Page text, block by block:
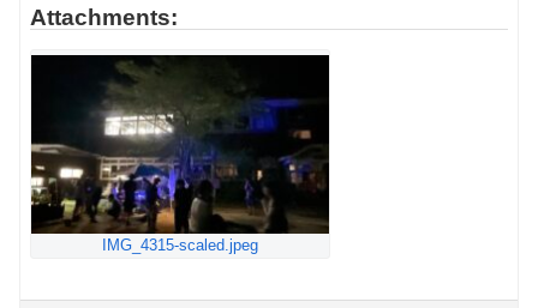
Attachments:
IMG_4315-scaled.jpeg